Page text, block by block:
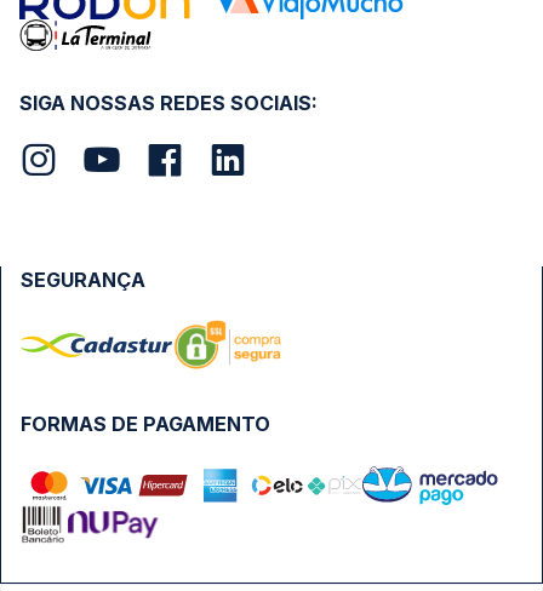
SIGA NOSSAS REDES SOCIAIS:
FORMAS DE PAGAMENTO
SEGURANÇA